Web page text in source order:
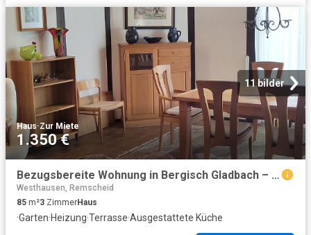
11 bilder
Haus·Zur Miete
1.350 €
Bezugsbereite Wohnung in Bergisch Gladbach – Wo Natur auf Urban trifft – zeitwohnen.de
Westhausen, Remscheid
85 m²3 ZimmerHaus
·Garten·Heizung·Terrasse·Ausgestattete Küche